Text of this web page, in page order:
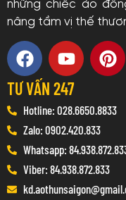
những chiếc áo
nâng tầm vị thế
TƯ VẤN 247
Hotline: 028.6650.8833
Zalo: 0902.420.833
Whatsapp:
Viber: 84.938.872.833